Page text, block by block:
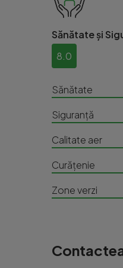
Sănătate și
8.0
Sănătate
Siguranță
Calitate aer
Curățenie
Zone verzi